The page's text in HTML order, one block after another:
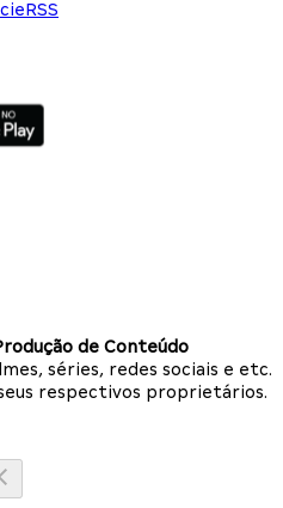
RSS
de Conteúdo
séries, redes sociais e etc.
respectivos proprietários.